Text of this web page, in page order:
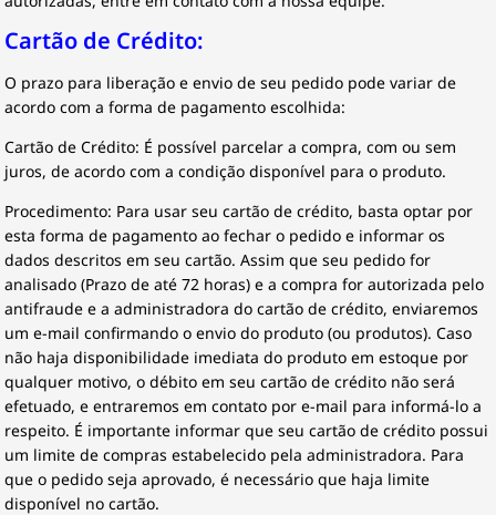
Cartão de Crédito:
O prazo para liberação e envio de seu pedido pode variar de
acordo com a forma de pagamento escolhida:
Cartão de Crédito: É possível parcelar a compra, com ou sem
juros, de acordo com a condição disponível para o produto.
Procedimento: Para usar seu cartão de crédito, basta optar por
esta forma de pagamento ao fechar o pedido e informar os
dados descritos em seu cartão. Assim que seu pedido for
analisado (Prazo de até 72 horas) e a compra for autorizada pelo
antifraude e a administradora do cartão de crédito, enviaremos
um e-mail confirmando o envio do produto (ou produtos). Caso
não haja disponibilidade imediata do produto em estoque por
qualquer motivo, o débito em seu cartão de crédito não será
efetuado, e entraremos em contato por e-mail para informá-lo a
respeito. É importante informar que seu cartão de crédito possui
um limite de compras estabelecido pela administradora. Para
que o pedido seja aprovado, é necessário que haja limite
disponível no cartão.